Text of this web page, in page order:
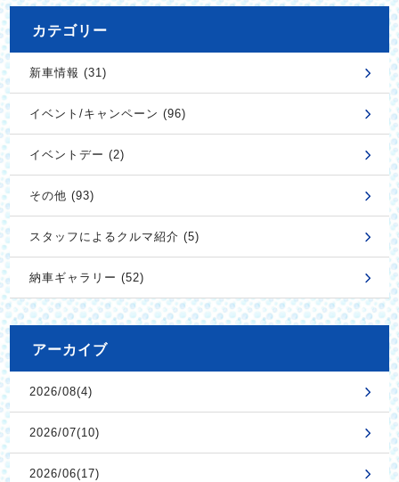
カテゴリー
新車情報 (31)
イベント/キャンペーン (96)
イベントデー (2)
その他 (93)
スタッフによるクルマ紹介 (5)
納車ギャラリー (52)
アーカイブ
2026/08(4)
2026/07(10)
2026/06(17)